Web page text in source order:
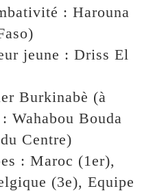
: Harouna
jeune : Driss El
Burkinabè (à
Wahabou Bouda
Centre)
: Maroc (1er),
(3e), Equipe